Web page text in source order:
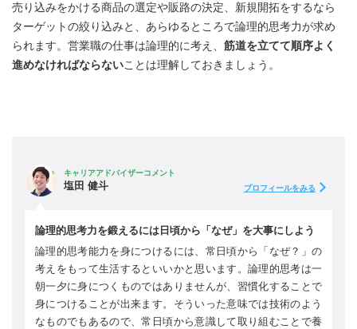
売り込みをかける商品の選定や販路の決定、新規開拓をするなら
ターゲットの絞り込みと、あらゆるところで論理的思考力が求め
られます。営業職の仕事は論理的に考え、 筋道を立てて順序よく
進めなければならないことは理解しておきましょう。
キャリアアドバイザーコメント
塩田 健斗 プロフィールをみる
論理的思考力を鍛えるには日頃から「なぜ」を大事にしよう
論理的思考能力を身につけるには、常日頃から「なぜ？」の
考えをもって生活するといいかと思います。論理的思考は一
朝一夕に身につくものではありませんが、習慣化することで
身につけることが出来ます。そういった意味では技術のよう
なものでもあるので、常日頃から意識して取り組むことで養